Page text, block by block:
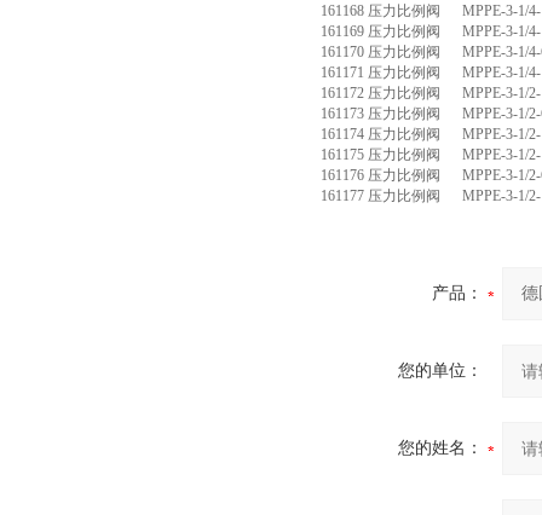
161168 压力比例阀 MPPE-3-1/4-
161169 压力比例阀 MPPE-3-1/4-
161170 压力比例阀 MPPE-3-1/4-
161171 压力比例阀 MPPE-3-1/4-
161172 压力比例阀 MPPE-3-1/2-
161173 压力比例阀 MPPE-3-1/2-
161174 压力比例阀 MPPE-3-1/2-
161175 压力比例阀 MPPE-3-1/2-
161176 压力比例阀 MPPE-3-1/2-
161177 压力比例阀 MPPE-3-1/2-
产品：
您的单位：
您的姓名：